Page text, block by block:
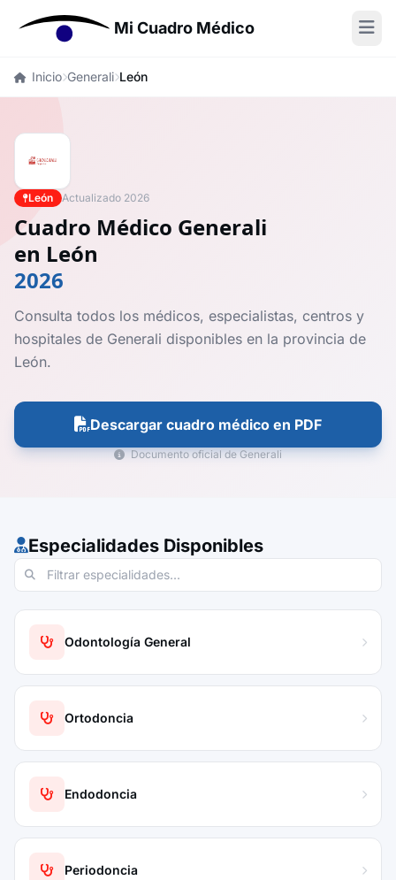
Mi Cuadro Médico
Inicio Generali León
León Actualizado 2026
Cuadro Médico Generali
en León
2026
Consulta todos los médicos, especialistas, centros y
hospitales de Generali disponibles en la provincia de
León.
Descargar cuadro médico en PDF
Documento oficial de Generali
Especialidades Disponibles
Odontología General
Ortodoncia
Endodoncia
Periodoncia